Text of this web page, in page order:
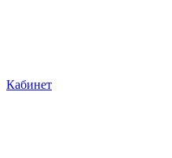
Кабинет